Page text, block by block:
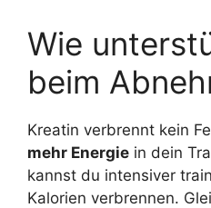
Wie
beim
Kreatin verbrennt kein
mehr Energie in dein
kannst du intensiver
Kalorien verbrennen.